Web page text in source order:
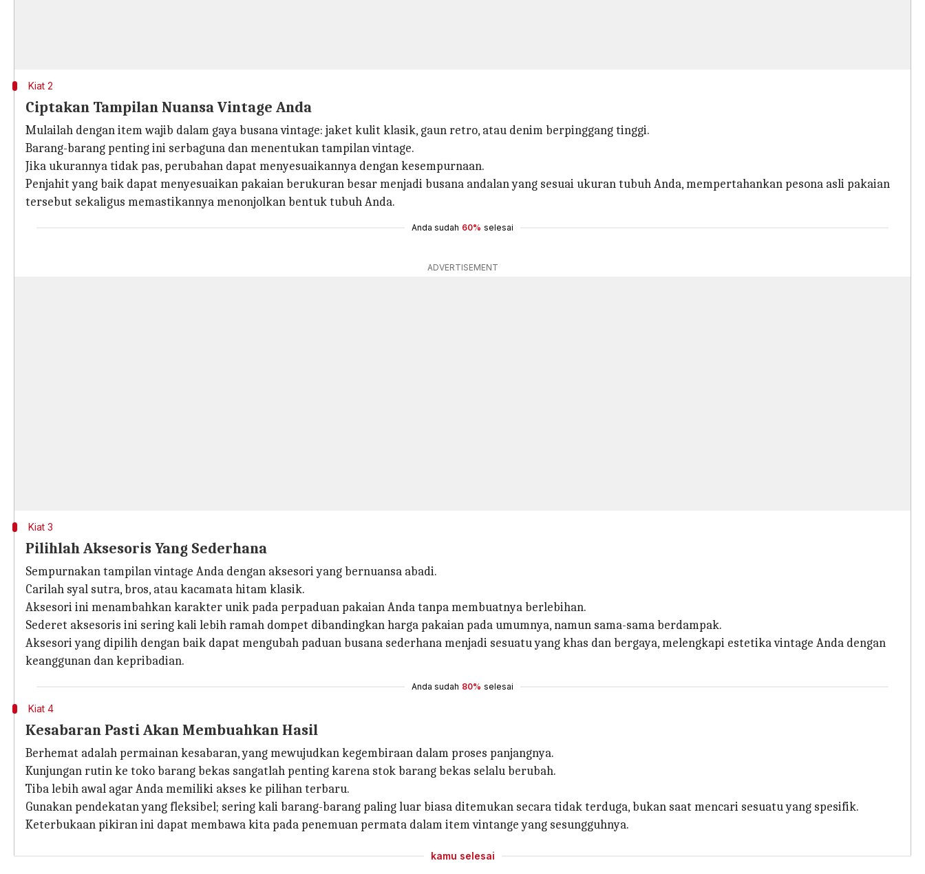
Kiat 2
Ciptakan Tampilan Nuansa Vintage Anda
Mulailah dengan item wajib dalam gaya busana vintage: jaket kulit klasik, gaun retro, atau denim berpinggang tinggi.
Barang-barang penting ini serbaguna dan menentukan tampilan vintage.
Jika ukurannya tidak pas, perubahan dapat menyesuaikannya dengan kesempurnaan.
Penjahit yang baik dapat menyesuaikan pakaian berukuran besar menjadi busana andalan yang sesuai ukuran tubuh Anda, mempertahankan pesona asli pakaian
tersebut sekaligus memastikannya menonjolkan bentuk tubuh Anda.
Anda sudah 60% selesai
ADVERTISEMENT
Kiat 3
Pilihlah Aksesoris Yang Sederhana
Sempurnakan tampilan vintage Anda dengan aksesori yang bernuansa abadi.
Carilah syal sutra, bros, atau kacamata hitam klasik.
Aksesori ini menambahkan karakter unik pada perpaduan pakaian Anda tanpa membuatnya berlebihan.
Sederet aksesoris ini sering kali lebih ramah dompet dibandingkan harga pakaian pada umumnya, namun sama-sama berdampak.
Aksesori yang dipilih dengan baik dapat mengubah paduan busana sederhana menjadi sesuatu yang khas dan bergaya, melengkapi estetika vintage Anda dengan
keanggunan dan kepribadian.
Anda sudah 80% selesai
Kiat 4
Kesabaran Pasti Akan Membuahkan Hasil
Berhemat adalah permainan kesabaran, yang mewujudkan kegembiraan dalam proses panjangnya.
Kunjungan rutin ke toko barang bekas sangatlah penting karena stok barang bekas selalu berubah.
Tiba lebih awal agar Anda memiliki akses ke pilihan terbaru.
Gunakan pendekatan yang fleksibel; sering kali barang-barang paling luar biasa ditemukan secara tidak terduga, bukan saat mencari sesuatu yang spesifik.
Keterbukaan pikiran ini dapat membawa kita pada penemuan permata dalam item vintange yang sesungguhnya.
kamu selesai